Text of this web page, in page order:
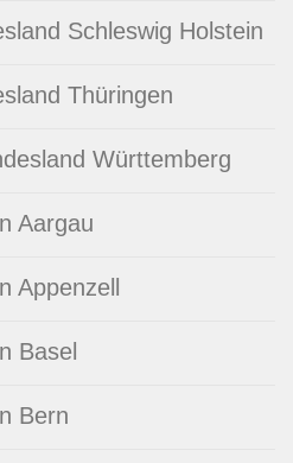
Schleswig Holstein
Thüringen
Württemberg
Aargau
Appenzell
Basel
Bern